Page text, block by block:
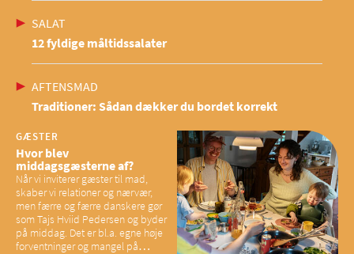
SALAT
12 fyldige måltidssalater
AFTENSMAD
Traditioner: Sådan dækker du bordet korrekt
GÆSTER
Hvor blev
middagsgæsterne af?
Når vi inviterer gæster til mad,
skaber vi relationer og nærvær,
men færre og færre danskere gør
som Tajs Hviid Pedersen og byder
på middag. Det er bl.a. egne høje
forventninger og mangel på